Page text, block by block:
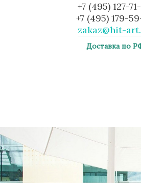
+7 (495) 127-
+7 (495) 179-
zakaz@hit-
Доставка по